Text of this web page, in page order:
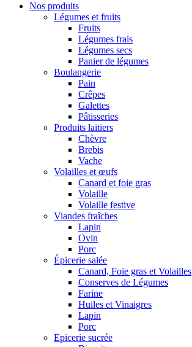
Nos produits
Légumes et fruits
Fruits
Légumes frais
Légumes secs
Panier de légumes
Boulangerie
Pain
Crêpes
Galettes
Pâtisseries
Produits laitiers
Chèvre
Brebis
Vache
Volailles et œufs
Canard et foie gras
Volaille
Volaille festive
Viandes fraîches
Lapin
Ovin
Porc
Épicerie salée
Canard, Foie gras et Volailles
Conserves de Légumes
Farine
Huiles et Vinaigres
Lapin
Porc
Epicerie sucrée